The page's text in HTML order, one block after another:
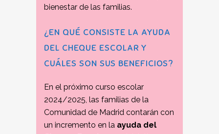
bienestar de las familias.
¿EN QUÉ CONSISTE LA AYUDA
DEL CHEQUE ESCOLAR Y
CUÁLES SON SUS BENEFICIOS?
En el próximo curso escolar
2024/2025, las familias de la
Comunidad de Madrid contarán con
un incremento en la ayuda del